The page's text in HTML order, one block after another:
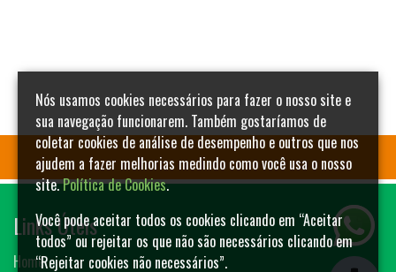
Links Úteis
Home
Nós usamos cookies necessários para fazer o nosso site e
sua navegação funcionarem. Também gostaríamos de
coletar cookies de análise de desempenho e outros que nos
ajudem a fazer melhorias medindo como você usa o nosso
site.Política de Cookies.
Você pode aceitar todos os cookies clicando em “Aceitar
todos” ou rejeitar os que não são necessários clicando em
“Rejeitar cookies não necessários”.